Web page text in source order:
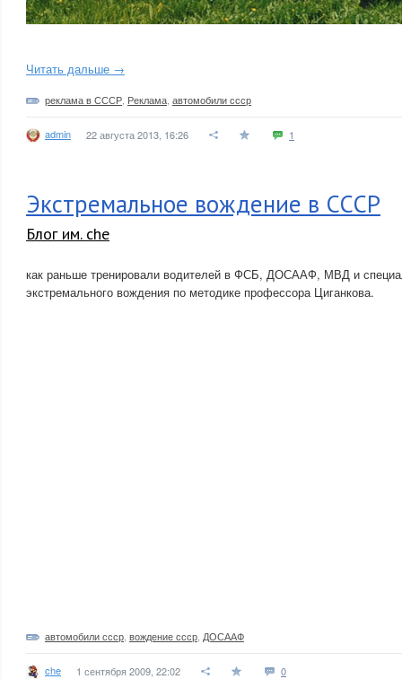
Читать дальше →
реклама в СССР Реклама автомобили ссср
admin 22 августа 2013, 16:26 1
Экстремальное вождение в СССР
Блог им. che
как раньше тренировали водителей в ФСБ, ДОСААФ, МВД и
экстремального вождения по методике профессора Циганкова.
автомобили ссср вождение ссср ДОСААФ
che 1 сентября 2009, 22:02 0